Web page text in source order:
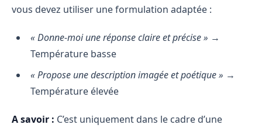
vous devez utiliser une formulation adaptée :
« Donne-moi une réponse claire et précise » →
Température basse
« Propose une description imagée et poétique » →
Température élevée
A savoir : C’est uniquement dans le cadre d’une